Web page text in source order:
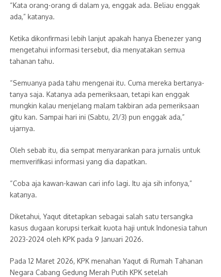
“Kata orang-orang di dalam ya, enggak ada. Beliau enggak
ada,” katanya.
Ketika dikonfirmasi lebih lanjut apakah hanya Ebenezer yang
mengetahui informasi tersebut, dia menyatakan semua
tahanan tahu.
“Semuanya pada tahu mengenai itu. Cuma mereka bertanya-
tanya saja. Katanya ada pemeriksaan, tetapi kan enggak
mungkin kalau menjelang malam takbiran ada pemeriksaan
gitu kan. Sampai hari ini (Sabtu, 21/3) pun enggak ada,”
ujarnya.
Oleh sebab itu, dia sempat menyarankan para jurnalis untuk
memverifikasi informasi yang dia dapatkan.
“Coba aja kawan-kawan cari info lagi. Itu aja sih infonya,”
katanya.
Diketahui, Yaqut ditetapkan sebagai salah satu tersangka
kasus dugaan korupsi terkait kuota haji untuk Indonesia tahun
2023-2024 oleh KPK pada 9 Januari 2026.
Pada 12 Maret 2026, KPK menahan Yaqut di Rumah Tahanan
Negara Cabang Gedung Merah Putih KPK setelah